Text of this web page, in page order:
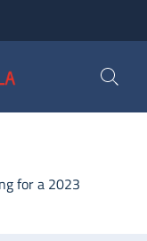
for a 2023